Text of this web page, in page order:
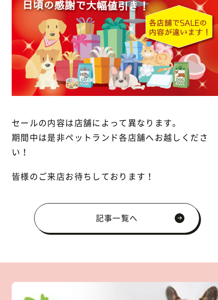
セールの内容は店舗によって異なります。
期間中は是非ペットランド各店舗へお越しくださ
い！
皆様のご来店お待ちしております！
記事一覧へ